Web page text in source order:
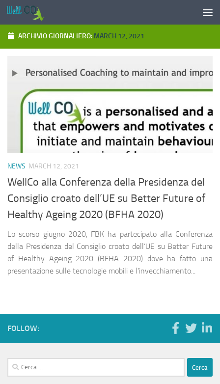
Salta al contenuto
ARCHIVIO GIORNALIERO: MARCH 12, 2021
NEWS MARCH 12, 2021
WellCo alla Conferenza della Presidenza del
Consiglio croato dell’UE su Better Future of
Healthy Ageing 2020 (BFHA 2020)
Lo scorso giugno 2020, FBK ha partecipato alla Conferenza
della Presidenza del Consiglio croato dell’UE su Better Future
of Healthy Ageing 2020 (BFHA 2020) dove ha fatto una
presentazione sulle tecnologie mobili e l’invecchiamento...
FOLLOW:
Ricerca
per: